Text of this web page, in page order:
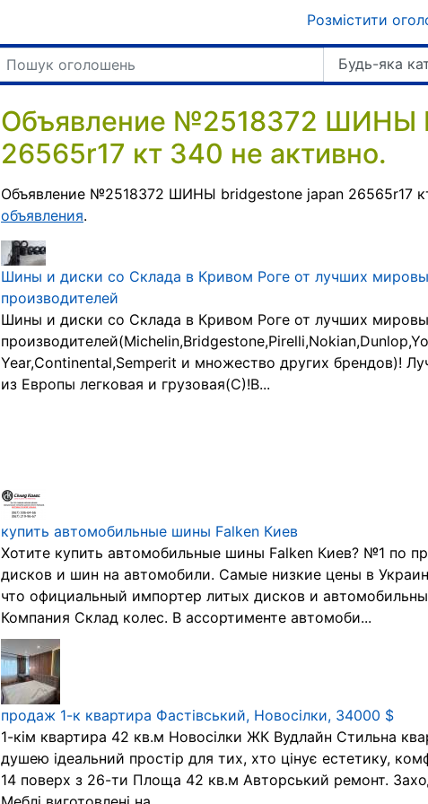
Розмістити
Будь-яка
Объявление №2518372 ШИНЫ
26565r17 кт 340 не активно.
Объявление №2518372 ШИНЫ bridgestone japan 26565r17
объявления.
Шины и диски со Склада в Кривом Роге от лучших
производителей
Шины и диски со Склада в Кривом Роге от лучших
Year,Continental,Semperit и множество других брендов)!
из Европы легковая и грузовая(C)!В...
купить автомобильные шины Falken Киев
Хотите купить автомобильные шины Falken Киев? №1 по
дисков и шин на автомобили. Самые низкие цены в
что официальный импортер литых дисков и
Компания Склад колес. В ассортименте автомоби...
продаж 1-к квартира Фастівський, Новосілки, 34000 $
1-кім квартира 42 кв.м Новосілки ЖК Вудлайн Стильна
душею ідеальний простір для тих, хто цінує естетику,
14 поверх з 26-ти Площа 42 кв.м Авторський ремонт.